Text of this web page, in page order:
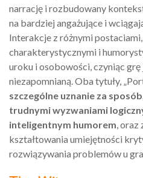
narrację i rozbudowany
na bardziej angażujące i
Interakcje z różnymi postaciami,
charakterystycznymi i
uroku i osobowości, czyniąc
niezapomnianą. Oba tytuły,
szczególne uznanie za
trudnymi wyzwaniami
inteligentnym humorem ,
kształtowania umiejętności
rozwiązywania problemów u